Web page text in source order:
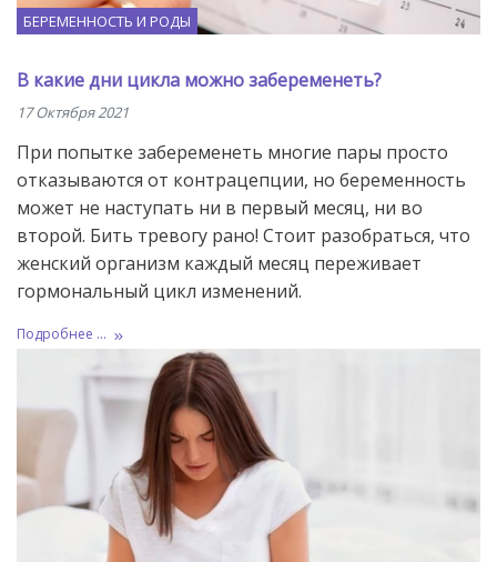
БЕРЕМЕННОСТЬ И РОДЫ
В какие дни цикла можно забеременеть?
17 Октября 2021
При попытке забеременеть многие пары просто
отказываются от контрацепции, но беременность
может не наступать ни в первый месяц, ни во
второй. Бить тревогу рано! Стоит разобраться, что
женский организм каждый месяц переживает
гормональный цикл изменений.
Подробнее ...